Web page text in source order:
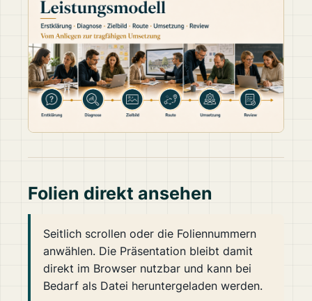
Folien direkt ansehen
Seitlich scrollen oder die Foliennummern
anwählen. Die Präsentation bleibt damit
direkt im Browser nutzbar und kann bei
Bedarf als Datei heruntergeladen werden.